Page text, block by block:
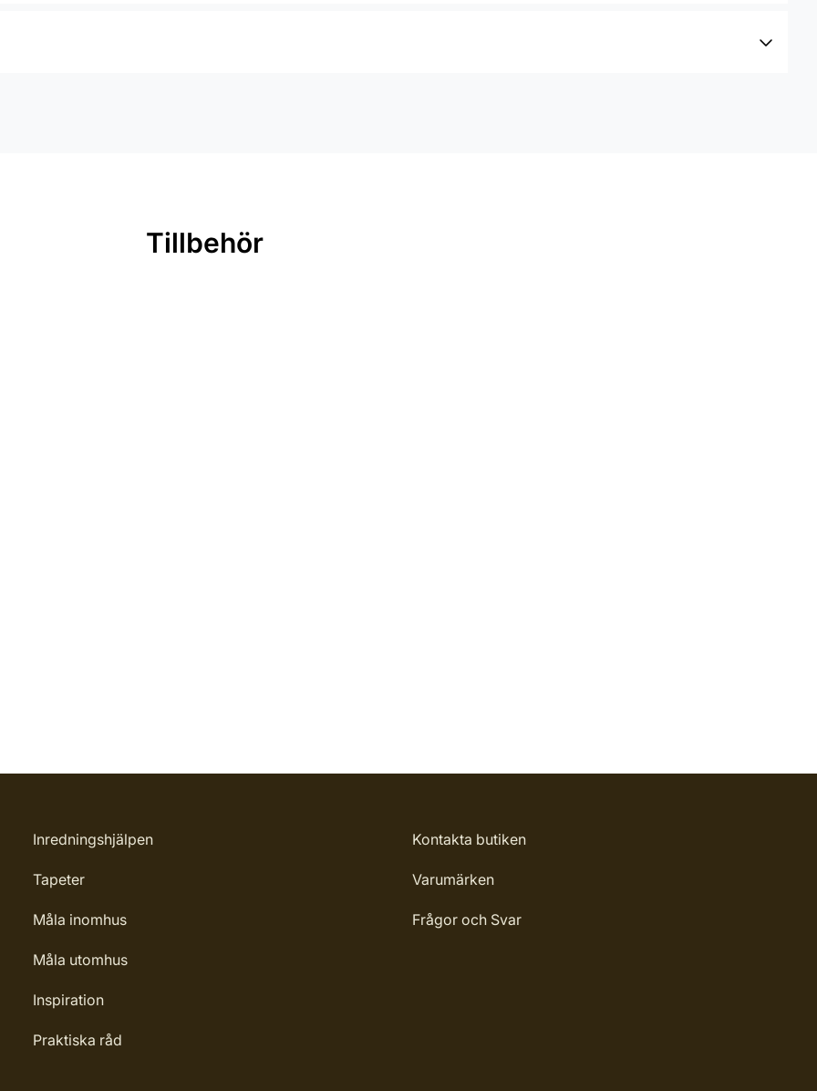
Tillbehör
Inredningshjälpen
Tapeter
Måla inomhus
Måla utomhus
Inspiration
Praktiska råd
Kontakta butiken
Varumärken
Frågor och Svar